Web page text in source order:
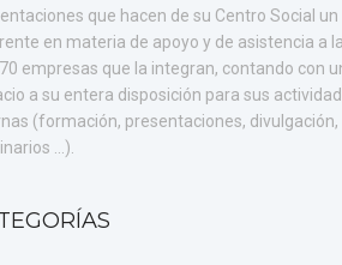
que hacen de su Centro Social un
en materia de apoyo y de asistencia a
empresas que la integran, contando con
a su entera disposición para sus
(formación, presentaciones, divulgación,
...).